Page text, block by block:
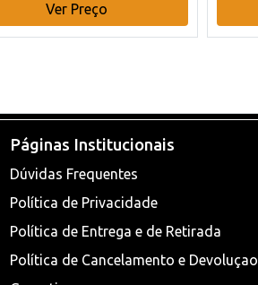
Ver Preço
Páginas Institucionais
Dúvidas Frequentes
Política de Privacidade
Política de Entrega e de Retirada
Política de Cancelamento e Devoluçao